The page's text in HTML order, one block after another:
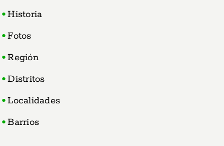
Historia
Fotos
Región
Distritos
Localidades
Barrios